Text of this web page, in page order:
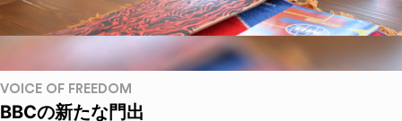
VOICE OF FREEDOM
BBCの新たな門出